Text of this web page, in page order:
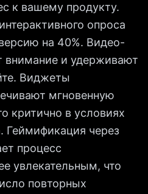
к вашему продукту.
опроса
на 40%. Видео-
внимание и удерживают
Виджеты
мгновенную
критично в условиях
Геймификация через
процесс
увлекательным, что
повторных